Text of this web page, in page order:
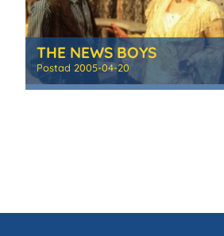
THE NEWS BOYS
Postad 2005-04-20